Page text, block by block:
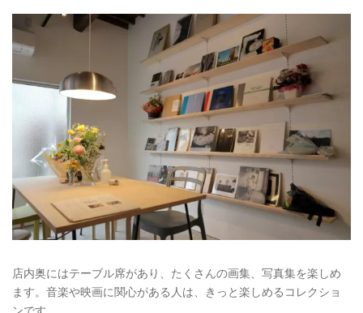
店内奥にはテーブル席があり、たくさんの画集、写真集を楽しめ
ます。音楽や映画に関心がある人は、きっと楽しめるコレクショ
ンです。